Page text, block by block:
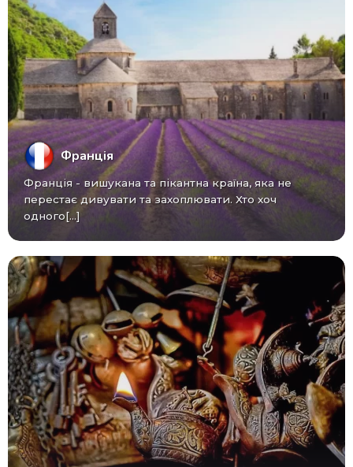
Франція
Франція - вишукана та пікантна країна, яка не
перестає дивувати та захоплювати. Хто хоч
одного[...]